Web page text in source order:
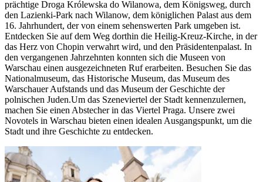
prächtige Droga Królewska do Wilanowa, dem Königsweg, durch
den Lazienki-Park nach Wilanow, dem königlichen Palast aus dem
16. Jahrhundert, der von einem sehenswerten Park umgeben ist.
Entdecken Sie auf dem Weg dorthin die Heilig-Kreuz-Kirche, in der
das Herz von Chopin verwahrt wird, und den Präsidentenpalast. In
den vergangenen Jahrzehnten konnten sich die Museen von
Warschau einen ausgezeichneten Ruf erarbeiten. Besuchen Sie das
Nationalmuseum, das Historische Museum, das Museum des
Warschauer Aufstands und das Museum der Geschichte der
polnischen Juden.Um das Szeneviertel der Stadt kennenzulernen,
machen Sie einen Abstecher in das Viertel Praga. Unsere zwei
Novotels in Warschau bieten einen idealen Ausgangspunkt, um die
Stadt und ihre Geschichte zu entdecken.